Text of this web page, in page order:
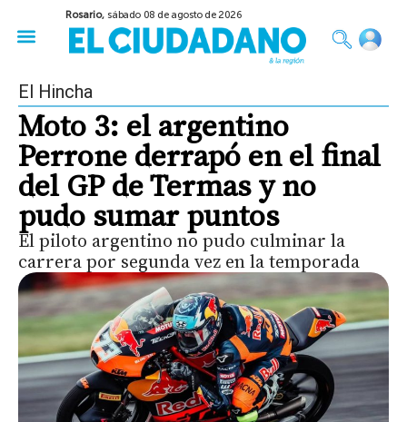
Rosario, sábado 08 de agosto de 2026
El Hincha
Moto 3: el argentino
Perrone derrapó en el final
del GP de Termas y no
pudo sumar puntos
El piloto argentino no pudo culminar la
carrera por segunda vez en la temporada